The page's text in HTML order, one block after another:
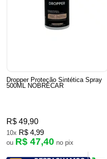
Dropper Proteção Sintética Spray
500ML NOBRECAR
R$ 49,90
10x R$ 4,99
ou R$ 47,40 no pix